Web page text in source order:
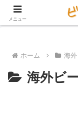
アイテム【ビール好き用】
ホーム 海
海外ビ
メニュー